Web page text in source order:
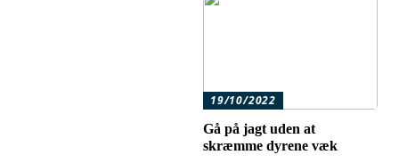
19/10/2022
Gå på jagt uden at
skræmme dyrene væk